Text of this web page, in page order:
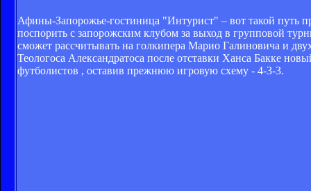
Афины-Запорожье-гостиница "Интурист" – вот такой путь
поспорить с запорожским клубом за выход в групповой
сможет рассчитывать на голкипера Марио Галиновича и
Теологоса Александратоса после отставки Ханса Бакке
футболистов , оставив прежнюю игровую схему - 4-3-3.